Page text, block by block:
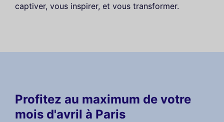
captiver, vous inspirer, et vous transformer.
Profitez au maximum de votre
mois d'avril à Paris